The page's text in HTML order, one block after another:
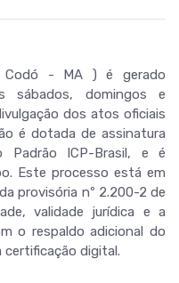
Codó - MA ) é gerado
sábados, domingos e
dos atos oficiais
é dotada de assinatura
Padrão ICP-Brasil, e é
Este processo está em
provisória nº 2.200-2 de
validade jurídica e a
o respaldo adicional do
digital.